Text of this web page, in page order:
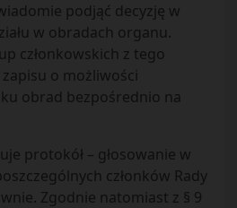
podjąć decyzję w
w obradach organu.
członkowskich z tego
o możliwości
obrad bezpośrednio na
protokół – głosowanie w
członków Rady
Zgodnie natomiast z § 9